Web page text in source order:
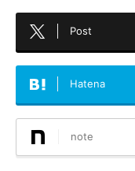
Post
Hatena
note